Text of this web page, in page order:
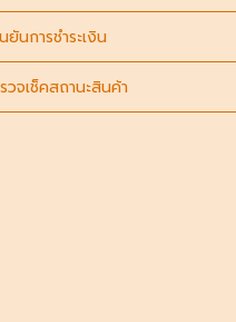
ยันการชำระเงิน
วจเช็คสถานะสินค้า